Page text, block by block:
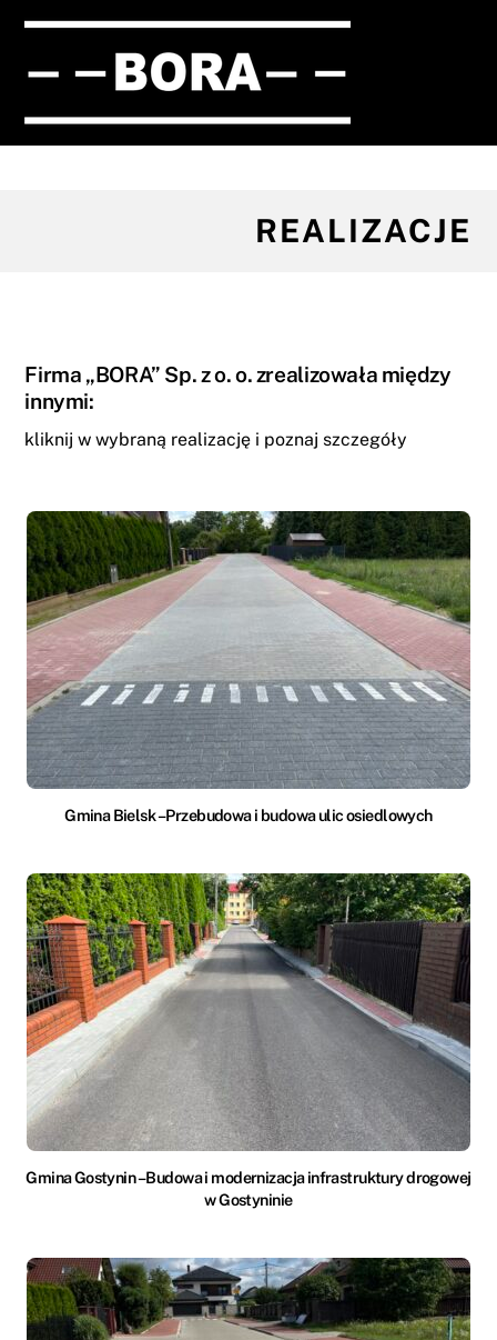
content
REALIZACJE
Firma „BORA” Sp. z o. o. zrealizowała między
innymi:
kliknij w wybraną realizację i poznaj szczegóły
Gmina Bielsk – Przebudowa i budowa ulic osiedlowych
Gmina Gostynin – Budowa i modernizacja infrastruktury drogowej
w Gostyninie